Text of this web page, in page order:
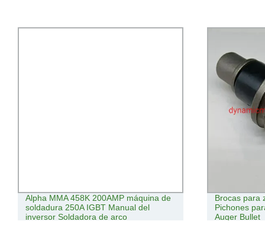
Alpha MMA 458K 200AMP máquina de
soldadura 250A IGBT Manual del
inversor Soldadora de arco
Brocas para
Pichones
Auger Bullet